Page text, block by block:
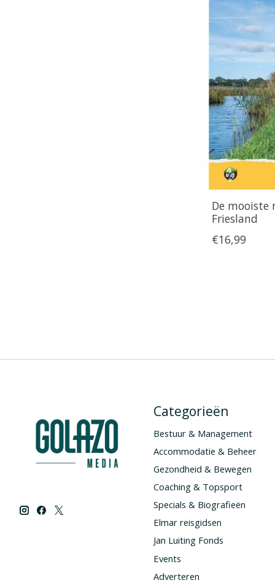
De mooiste
Friesland
€16,99
Categorieën
Bestuur & Management
Accommodatie & Beheer
Gezondheid & Bewegen
Coaching & Topsport
Specials & Biografieën
Elmar reisgidsen
Jan Luiting Fonds
Events
Adverteren